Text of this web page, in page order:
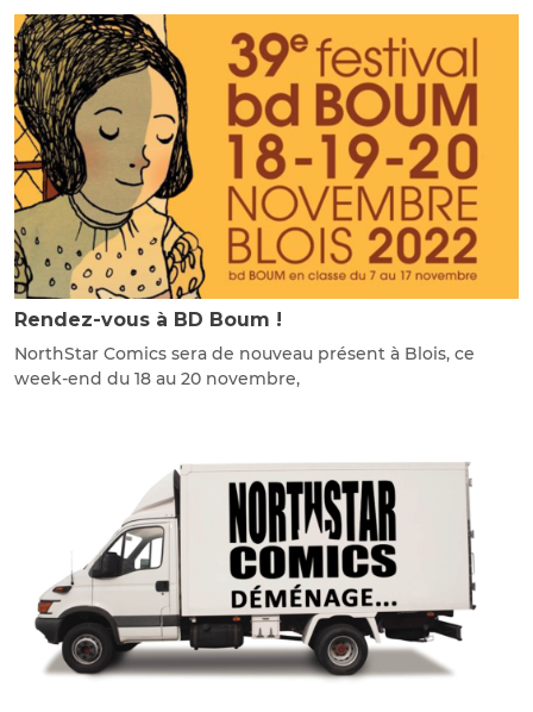
Rendez-vous à BD Boum !
NorthStar Comics sera de nouveau présent à Blois, ce
week-end du 18 au 20 novembre,